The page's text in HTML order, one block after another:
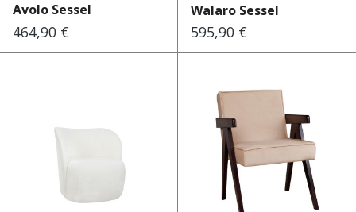
Avolo Sessel
Regulärer Preis:
464,90 €
Walaro Sessel
Regulärer Preis:
595,90 €